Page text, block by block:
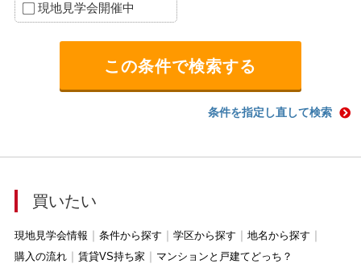
現地見学会開催中
条件を指定し直して検索
買いたい
現地見学会情報 条件から探す 学区から探す
地名から探す
購入の流れ
賃貸VS持ち家 マンションと戸建てどっち？